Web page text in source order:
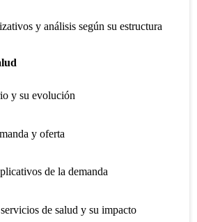
y análisis según su estructura
y su evolución
y oferta
de la demanda
de salud y su impacto